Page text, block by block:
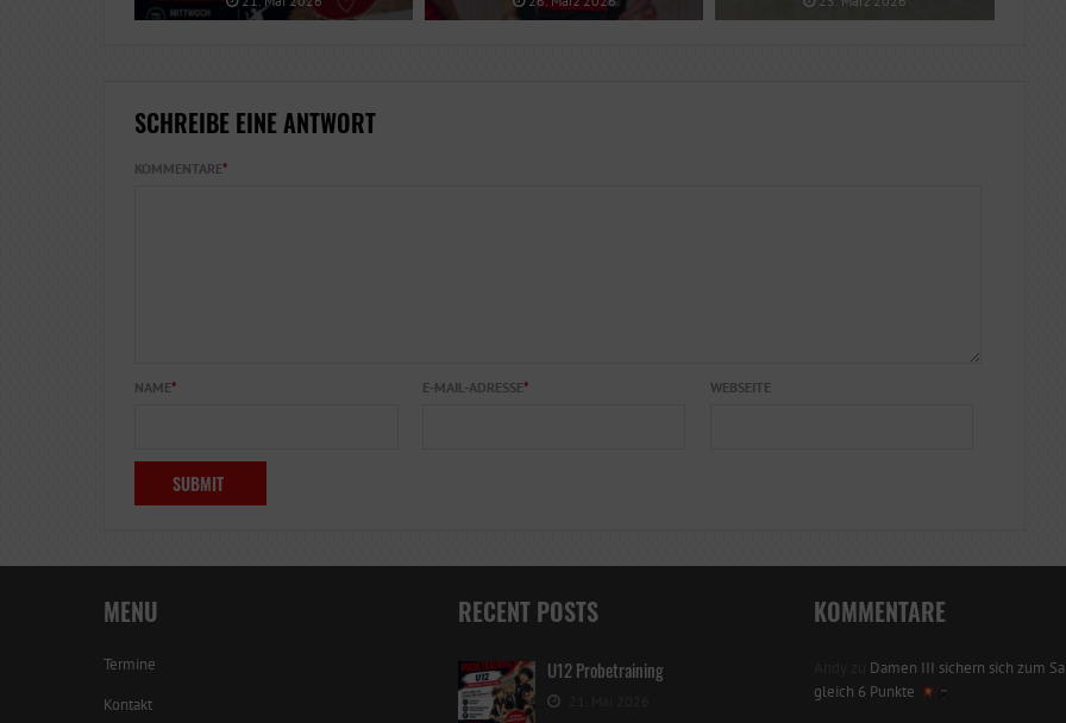
SCHREIBE EINE ANTWORT
KOMMENTARE*
NAME* E-MAIL-ADRESSE* WEBSEITE
MENU
Termine
Kontakt
RECENT POSTS
U12 Probetraining
KOMMENTARE
Damen III sichern sich zum
gleich 6 Punkte